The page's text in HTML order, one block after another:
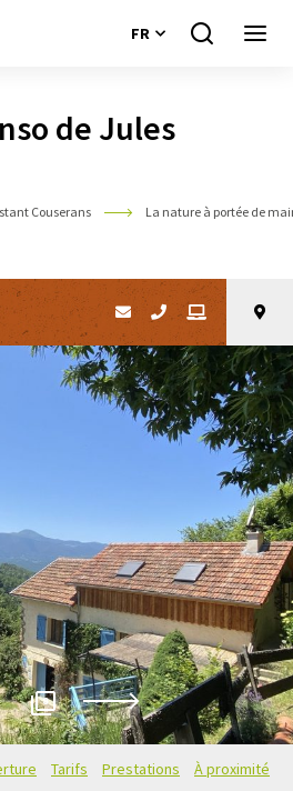
FR
Je
de Jules
Couserans La nature à portée de
8
Tarifs Prestations À proximité